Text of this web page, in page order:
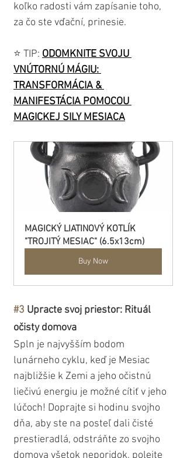
koľko radosti vám zapísanie toho,
za čo ste vďační, prinesie.
⭐️ TIP: ODOMKNITE SVOJU
VNÚTORNÚ MÁGIU:
TRANSFORMÁCIA &
MANIFESTÁCIA POMOCOU
MAGICKEJ SILY MESIACA
MAGICKÝ LIATINOVÝ KOTLÍK
"TROJITÝ MESIAC" (6.5x13cm)
Buy Now
#3 Upracte svoj priestor: Rituál
očisty domova
Spln je najvyšším bodom
lunárneho cyklu, keď je Mesiac
najbližšie k Zemi a jeho očistnú
liečivú energiu je možné cítiť v jeho
lúčoch! Doprajte si hodinu svojho
dňa, aby ste na posteľ dali čisté
prestieradlá, odstráňte zo svojho
domova všetok neporidok, polejte